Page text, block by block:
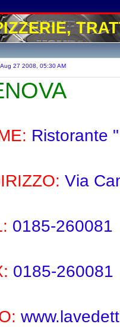
27 2008, 05:30 AM
Ristorante
Via
0185-260081
0185-260081